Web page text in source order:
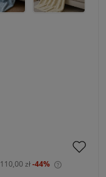
110,00 zł-44%